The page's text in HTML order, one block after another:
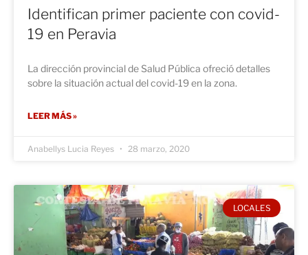
Identifican primer paciente con covid-
19 en Peravia
La dirección provincial de Salud Pública ofreció detalles
sobre la situación actual del covid-19 en la zona.
LEER MÁS »
Anabellys Lucia Reyes 28 marzo, 2020
LOCALES